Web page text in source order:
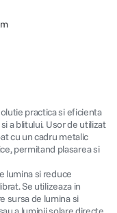
practica si eficienta
a blitului. Usor de utilizat
cu un cadru metalic
permitand plasarea si
lumina si reduce
Se utilizeaza in
sursa de lumina si